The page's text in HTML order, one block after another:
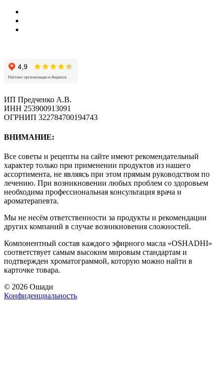
ИП Предченко А.В.
ИНН 253900913091
ОГРНИП 322784700194743
ВНИМАНИЕ:
Все советы и рецепты на сайте имеют рекомендательный
характер только при применении продуктов из нашего
ассортимента, не являясь при этом прямым руководством по
лечению. При возникновении любых проблем со здоровьем
необходима профессиональная консультация врача и
ароматерапевта.
Мы не несём ответственности за продукты и рекомендации
других компаний в случае возникновения сложностей.
Компонентный состав каждого эфирного масла «OSHADHI»
соответствует самым высоким мировым стандартам и
подтвержден хроматограммой, которую можно найти в
карточке товара.
© 2026 Ошади
Конфиденциальность